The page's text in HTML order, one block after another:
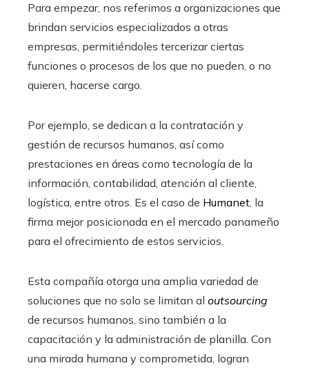
Para empezar, nos referimos a organizaciones que
brindan servicios especializados a otras
empresas, permitiéndoles tercerizar ciertas
funciones o procesos de los que no pueden, o no
quieren, hacerse cargo.
Por ejemplo, se dedican a la contratación y
gestión de recursos humanos, así como
prestaciones en áreas como tecnología de la
información, contabilidad, atención al cliente,
logística, entre otros. Es el caso de Humanet, la
firma mejor posicionada en el mercado panameño
para el ofrecimiento de estos servicios.
Esta compañía otorga una amplia variedad de
soluciones que no solo se limitan al outsourcing
de recursos humanos, sino también a la
capacitación y la administración de planilla. Con
una mirada humana y comprometida, logran